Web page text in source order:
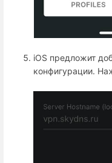
iOS предложит
конфигурации.